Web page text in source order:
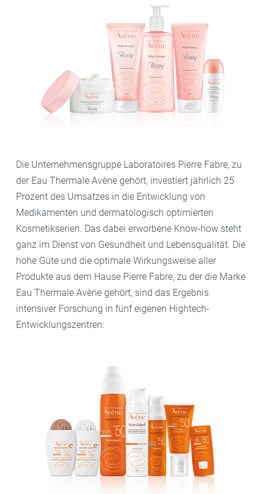
Die Unternehmensgruppe Laboratoires Pierre Fabre, zu
der Eau Thermale Avène gehört, investiert jährlich 25
Prozent des Umsatzes in die Entwicklung von
Medikamenten und dermatologisch optimierten
Kosmetikserien. Das dabei erworbene Know-how steht
ganz im Dienst von Gesundheit und Lebensqualität. Die
hohe Güte und die optimale Wirkungsweise aller
Produkte aus dem Hause Pierre Fabre, zu der die Marke
Eau Thermale Avène gehört, sind das Ergebnis
intensiver Forschung in fünf eigenen Hightech-
Entwicklungszentren: